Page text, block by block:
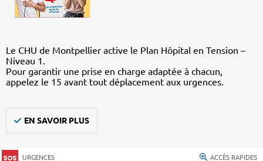
Le CHU de Montpellier active le Plan Hôpital en Tension –
Niveau 1.
Pour garantir une prise en charge adaptée à chacun,
appelez le 15 avant tout déplacement aux urgences.
EN SAVOIR PLUS
URGENCES ACCÈS RAPIDES